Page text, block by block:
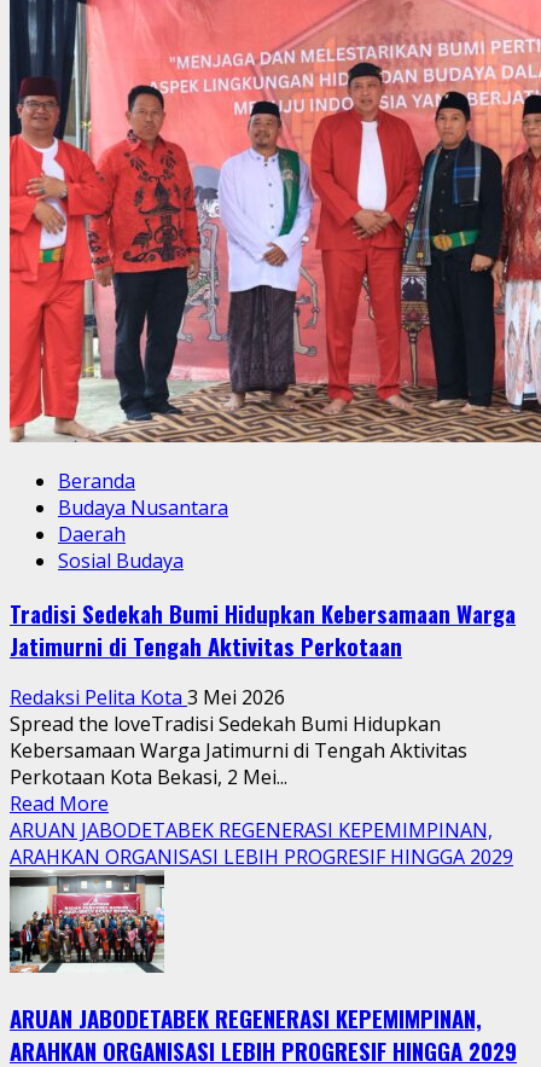
Beranda
Budaya Nusantara
Daerah
Sosial Budaya
Tradisi Sedekah Bumi Hidupkan Kebersamaan Warga
Jatimurni di Tengah Aktivitas Perkotaan
Redaksi Pelita Kota 3 Mei 2026
Spread the loveTradisi Sedekah Bumi Hidupkan
Kebersamaan Warga Jatimurni di Tengah Aktivitas
Perkotaan Kota Bekasi, 2 Mei...
Read More
more
about
Tradisi
Sedekah
Bumi
Hidupkan
Warga
Jatimurni
ARUAN JABODETABEK REGENERASI KEPEMIMPINAN,
ARAHKAN ORGANISASI LEBIH PROGRESIF HINGGA 2029
ARUAN JABODETABEK REGENERASI KEPEMIMPINAN,
ARAHKAN ORGANISASI LEBIH PROGRESIF HINGGA 2029